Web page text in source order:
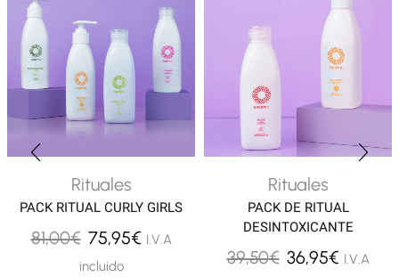
Rituales
PACK RITUAL CURLY GIRLS
81,00€ El
precio
75,95€ElI.V.A
incluido
Rituales
PACK DE RITUAL
DESINTOXICANTE
39,50€ El
36,95€ElI.V.A